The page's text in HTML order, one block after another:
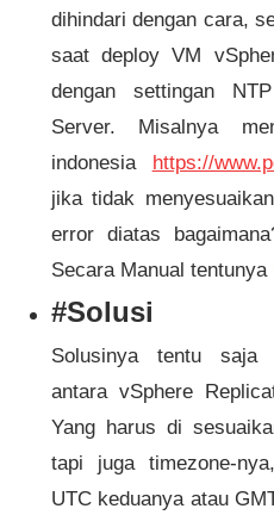
dihindari dengan cara,
saat deploy VM
dengan settingan
Server. Misalnya
indonesia https://
jika tidak
error diatas
Secara Manual tentunya
#Solusi
Solusinya tentu saja
antara vSphere
Yang harus di
tapi juga timezone-
UTC keduanya atau